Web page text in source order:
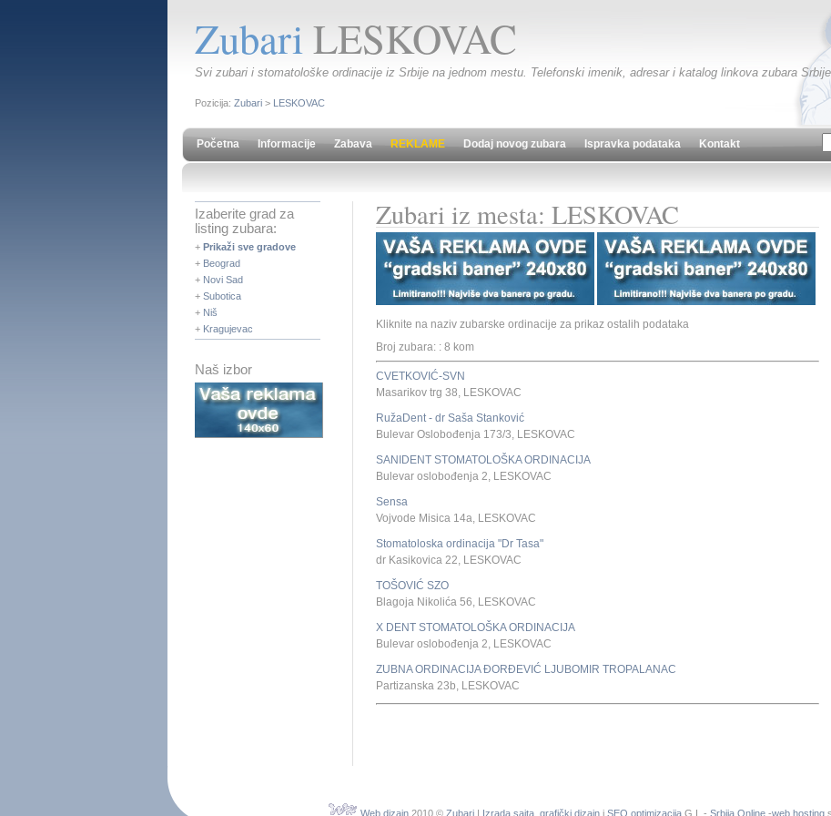
ZubariLESKOVAC
Svi zubari i stomatološke ordinacije iz Srbije na jednom mestu. Telefonski imenik, adresar i katalog linkova zubara
Pozicija: Zubari > LESKOVAC
Početna Informacije Zabava REKLAME Dodaj novog zubara Ispravka podataka Kontakt
Izaberite grad za
listing zubara:
+ Prikaži sve gradove
+ Beograd
+ Novi Sad
+ Subotica
+ Niš
+ Kragujevac
Naš izbor
Zubari iz mesta: LESKOVAC
Kliknite na naziv zubarske ordinacije za prikaz ostalih podataka
Broj zubara: : 8 kom
CVETKOVIĆ-SVN
Masarikov trg 38, LESKOVAC
RužaDent - dr Saša Stanković
Bulevar Oslobođenja 173/3, LESKOVAC
SANIDENT STOMATOLOŠKA ORDINACIJA
Bulevar oslobođenja 2, LESKOVAC
Sensa
Vojvode Misica 14a, LESKOVAC
Stomatoloska ordinacija "Dr Tasa"
dr Kasikovica 22, LESKOVAC
TOŠOVIĆ SZO
Blagoja Nikolića 56, LESKOVAC
X DENT STOMATOLOŠKA ORDINACIJA
Bulevar oslobođenja 2, LESKOVAC
ZUBNA ORDINACIJA ĐORĐEVIĆ LJUBOMIR TROPALANAC
Partizanska 23b, LESKOVAC
Web dizajn2010 © Zubari| Izrada sajta, grafički dizajni SEO optimizacijaG.I. - Srbija Online-web hosting